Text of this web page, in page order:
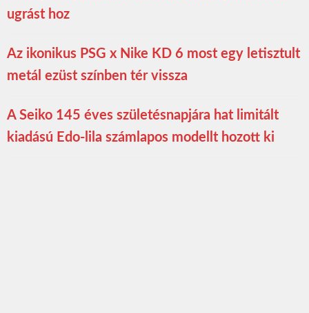
ugrást hoz
Az ikonikus PSG x Nike KD 6 most egy letisztult
metál ezüst színben tér vissza
A Seiko 145 éves születésnapjára hat limitált
kiadású Edo-lila számlapos modellt hozott ki